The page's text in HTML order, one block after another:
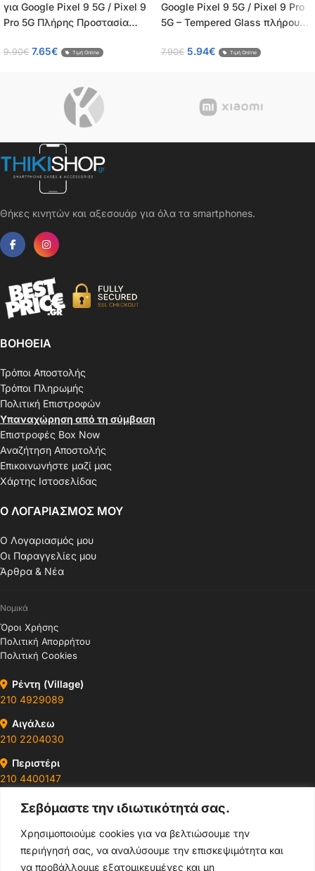
Σεβόμαστε την ιδιωτικότητά σας.
Χρησιμοποιούμε cookies για να βελτιώσουμε την
περιήγησή σας, να αναλύσουμε την επισκεψιμότητα και
να προβάλλουμε εξατομικευμένες και μη
για Google Pixel 9 5G / Pixel 9
Pro 5G Πλήρης Προστασία
Κάλυψη 100%, OEM, 0.26mm
9.90€ 7.65€ Τιμή Online
Google Pixel 9 5G / Pixel 9 Pro
5G – Tempered Glass πλήρους
7.90€ 5.94€ Τιμή Online
Θήκες κινητών και αξεσουάρ για όλα τα smartphones.
ΒΟΗΘΕΙΑ
Τρόποι Αποστολής
Τρόποι Πληρωμής
Πολιτική Επιστροφών
Υπαναχώρηση από τη σύμβαση
Επιστροφές Box Now
Αναζήτηση Αποστολής
Επικοινωνήστε μαζί μας
Χάρτης Ιστοσελίδας
Ο ΛΟΓΑΡΙΑΣΜΟΣ ΜΟΥ
Ο Λογαριασμός μου
Οι Παραγγελίες μου
Άρθρα & Νέα
Νομικά
Όροι Χρήσης
Πολιτική Απορρήτου
Πολιτική Cookies
Ρέντη (Village)
210 4929089
Αιγάλεω
210 2204030
Περιστέρι
210 4400147
Ωράρια & Διευθύνσεις →
210 4929089